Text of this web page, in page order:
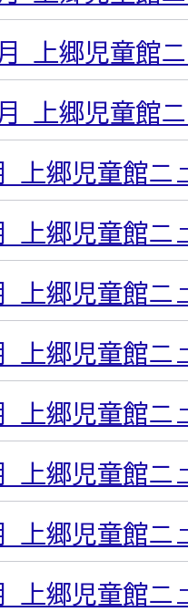
上郷児童館
上郷児童館
上郷児童館ニ
上郷児童館ニ
上郷児童館ニ
上郷児童館ニ
上郷児童館ニ
上郷児童館ニ
上郷児童館ニ
上郷児童館ニ